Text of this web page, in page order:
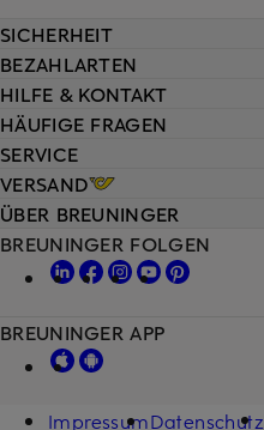
HILFE & KONTAKT
HÄUFIGE FRAGEN
SERVICE
VERSAND
SICHERHEIT
BEZAHLARTEN
ÜBER BREUNINGER
BREUNINGER FOLGEN
BREUNINGER APP
ImpressumDatenschutz